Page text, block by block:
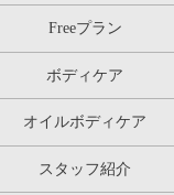
Freeプラン
ボディケア
オイルボディケア
スタッフ紹介